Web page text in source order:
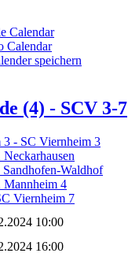
Calendar
Calendar
speichern
(4) - SCV 3-7
3 - SC Viernheim 3
Waldhof
Mannheim 4
Viernheim 7
10:00
16:00